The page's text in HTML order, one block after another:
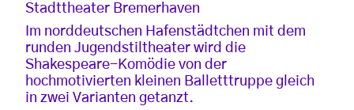
Stadttheater Bremerhaven
Im norddeutschen Hafenstädtchen mit dem
runden Jugendstiltheater wird die
Shakespeare-Komödie von der
hochmotivierten kleinen Balletttruppe gleich
in zwei Varianten getanzt.